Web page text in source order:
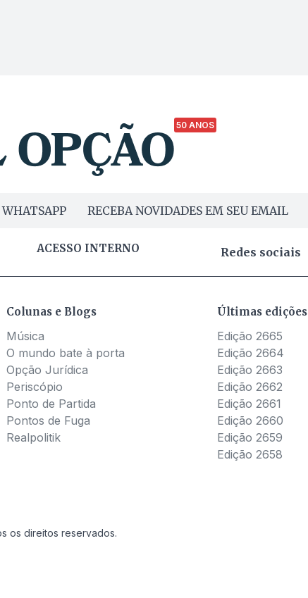
50 ANOS
RECEBA NOVIDADES EM SEU EMAIL
ACESSO INTERNO Redes sociais
Colunas e Blogs
Música
O mundo bate à porta
Opção Jurídica
Periscópio
Ponto de Partida
Pontos de Fuga
Realpolitik
Últimas edições
Edição 2665
Edição 2664
Edição 2663
Edição 2662
Edição 2661
Edição 2660
Edição 2659
Edição 2658
os direitos reservados.